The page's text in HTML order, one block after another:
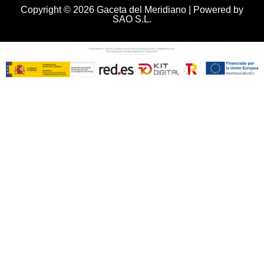
Copyright © 2026 Gaceta del Meridiano | Powered by
SAO S.L.